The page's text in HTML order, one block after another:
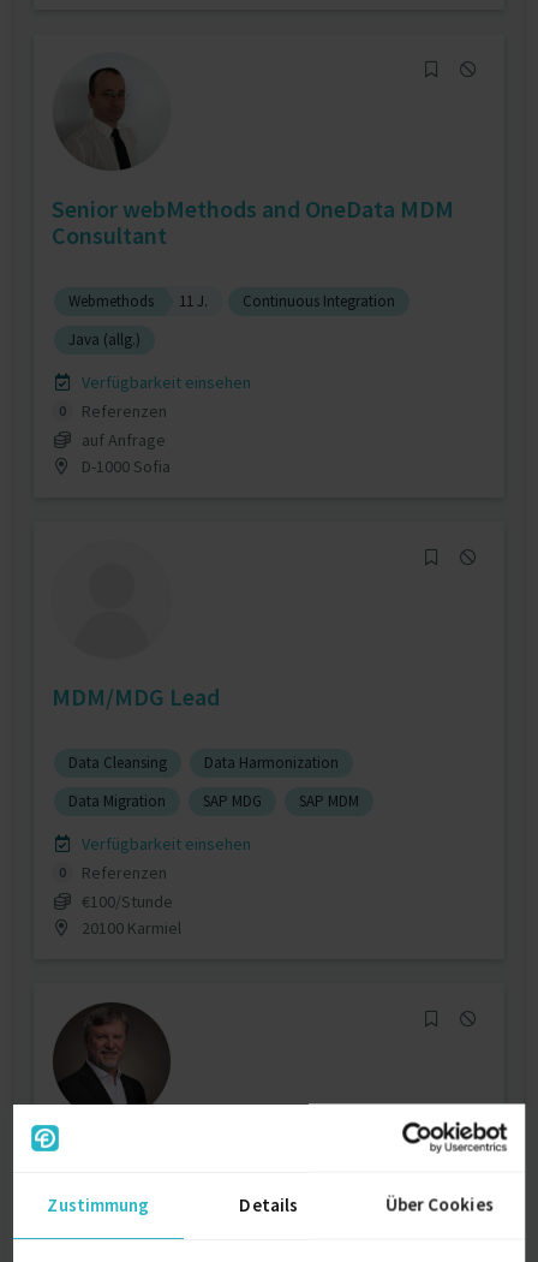
Zustimmung Details Über Cookies
Senior webMethods and OneData MDM
Consultant
Webmethods 11 J.
Continuous Integration
Java (allg.)
Verfügbarkeit einsehen
0
Referenzen
auf Anfrage
D-1000 Sofia
MDM/MDG Lead
Data Cleansing
Data Harmonization
Data Migration
SAP MDG SAP MDM
Verfügbarkeit einsehen
0
Referenzen
€100/Stunde
20100 Karmiel
SAP MDM / Data Migration Consultant